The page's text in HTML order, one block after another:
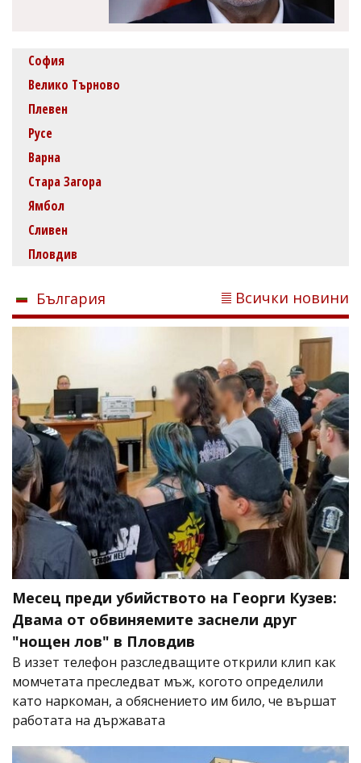
София
Велико Търново
Плевен
Русе
Варна
Стара Загора
Ямбол
Сливен
Пловдив
България Всички новини
Месец преди убийството на Георги Кузев:
Двама от обвиняемите заснели друг
"нощен лов" в Пловдив
В иззет телефон разследващите открили клип как
момчетата преследват мъж, когото определили
като наркоман, а обяснението им било, че вършат
работата на държавата